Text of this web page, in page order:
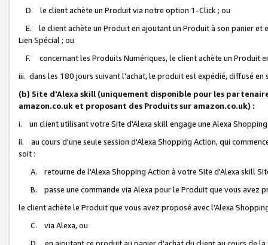
D. le client achète un Produit via notre option 1-Click ; ou
E. le client achète un Produit en ajoutant un Produit à son panier et
Lien Spécial ; ou
F. concernant les Produits Numériques, le client achète un Produit
iii. dans les 180 jours suivant l'achat, le produit est expédié, diffusé
(b) Site d'Alexa skill (uniquement disponible pour les
amazon.co.uk et proposant des Produits sur amazon.co.uk) :
i. un client utilisant votre Site d'Alexa skill engage une Alexa
ii. au cours d'une seule session d'Alexa Shopping Action, qui
soit :
A. retourne de l'Alexa Shopping Action à votre Site d'Alexa skill
B. passe une commande via Alexa pour le Produit que vous avez
le client achète le Produit que vous avez proposé avec l'Alexa
C. via Alexa, ou
D. en ajoutant ce produit au panier d'achat du client au cours de